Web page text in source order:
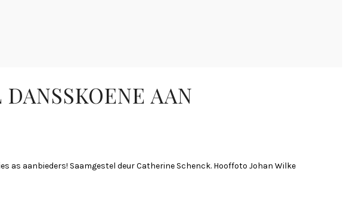
AAN
as aanbieders! Saamgestel deur Catherine Schenck. Hooffoto Johan Wilke